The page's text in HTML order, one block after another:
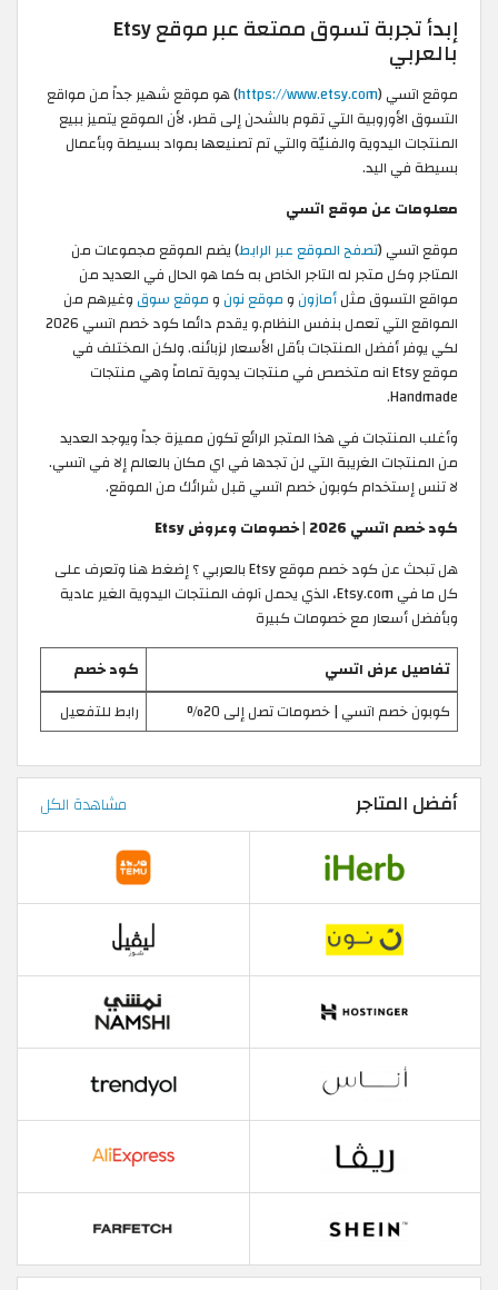
إبدأ تجربة تسوق ممتعة عبر موقع Etsy
بالعربي
موقع اتسي (https://www.etsy.com) هو موقع شهير جداً من مواقع
التسوق الأوروبية التي تقوم بالشحن إلى قطر، لأن الموقع يتميز ببيع
المنتجات اليدوية والفنيّة والتي تم تصنيعها بمواد بسيطة وبأعمال
بسيطة في اليد.
معلومات عن موقع اتسي
موقع اتسي (تصفح الموقع عبر الرابط) يضم الموقع مجموعات من
المتاجر وكل متجر له التاجر الخاص به كما هو الحال في العديد من
مواقع التسوق مثلأمازونو موقع نونو موقع سوقوغيرهم من
المواقع التي تعمل بنفس النظام.و يقدم دائما كود خصم اتسي 2026
لكي يوفر أفضل المنتجات بأقل الأسعار لزبائنه. ولكن المختلف في
موقع Etsy انه متخصص في منتجات يدوية تماماً وهي منتجات
Handmade.
وأغلب المنتجات في هذا المتجر الرائع تكون مميزة جداً ويوجد العديد
من المنتجات الغريبة التي لن تجدها في اي مكان بالعالم إلا في اتسي.
لا تنس إستخدام كوبون خصم اتسي قبل شرائك من الموقع.
كود خصم اتسي 2026 | خصومات وعروض Etsy
هل تبحث عن كود خصم موقع Etsy بالعربي ؟ إضغط هنا وتعرف على
كل ما في Etsy.com، الذي يحمل آلوف المنتجات اليدوية الغير عادية
وبأفضل أسعار مع خصومات كبيرة
تفاصيل عرض اتسي
كود خصم
كوبون خصم اتسي | خصومات تصل إلى 20%
رابط للتفعيل
أفضل المتاجر مشاهدة الكل